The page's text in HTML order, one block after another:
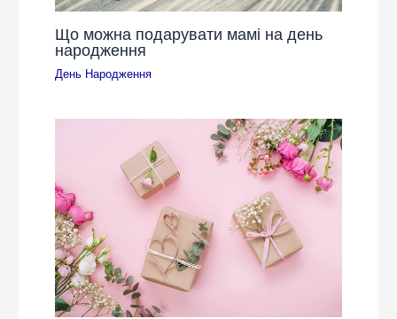
Що можна подарувати мамі на день
народження
День Народження